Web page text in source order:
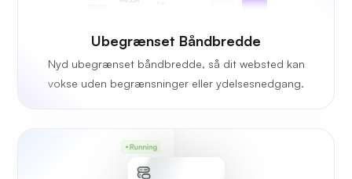
Ubegrænset Båndbredde
Nyd ubegrænset båndbredde, så dit websted kan
vokse uden begrænsninger eller ydelsesnedgang.